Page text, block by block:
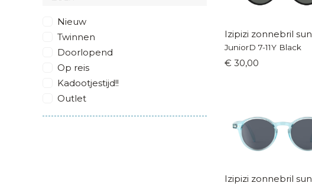
Nieuw
Twinnen
Doorlopend
Op reis
Kadootjestijd!!
Outlet
Izipizi zonnebril sun
JuniorD 7-11Y Black
€ 30,00
Izipizi zonnebril sun